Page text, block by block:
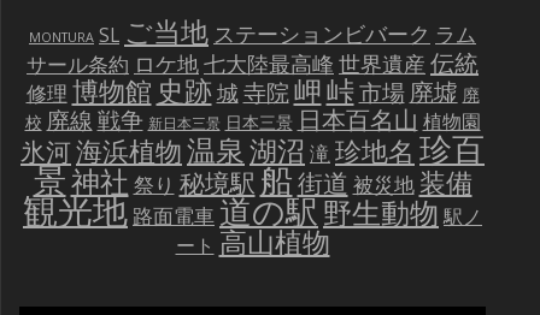
MONTURA SL ご当地 ステーションビバーク ラム
サール条約 ロケ地七大陸最高峰 世界遺産 伝統
修理 博物館 史跡城寺院岬峠市場 廃墟 廃
校 廃線戦争 新日本三景 日本三景 日本百名山 植物園
氷河海浜植物温泉湖沼 滝珍地名 珍百
景神社 祭り 秘境駅船街道 被災地 装備
観光地 路面電車道の駅野生動物 駅ノ
ート 高山植物